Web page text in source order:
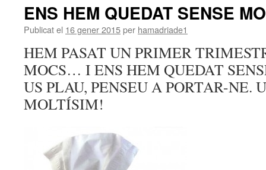
ENS HEM QUEDAT SENSE
Publicat el 16 gener 2015per hamadriade1
HEM PASAT UN PRIMER
MOCS… I ENS HEM QUEDAT
US PLAU, PENSEU A PORTAR-NE.
MOLTÍSIM!